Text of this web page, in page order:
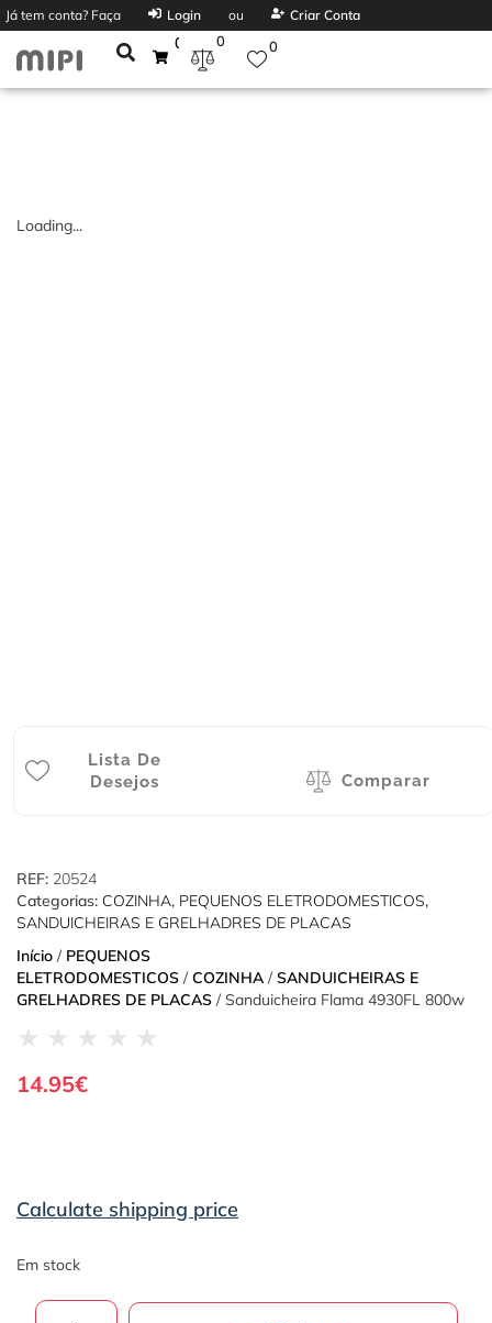
Já tem conta? Faça Login ou Criar Conta
0 0 0
Loading...
Lista De
Desejos
Comparar
REF: 20524
Categorias: COZINHA, PEQUENOS ELETRODOMESTICOS,
SANDUICHEIRAS E GRELHADRES DE PLACAS
Início / PEQUENOS
ELETRODOMESTICOS / COZINHA / SANDUICHEIRAS E
GRELHADRES DE PLACAS / Sanduicheira Flama 4930FL 800w
★ ★ ★ ★ ★
14.95€
Calculate shipping price
Em stock